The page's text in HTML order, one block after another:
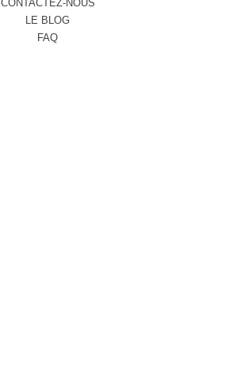
CONTACTEZ-NOUS
LE BLOG
FAQ